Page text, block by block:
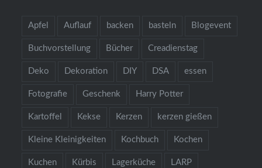
Apfel Auflauf backen basteln Blogevent
Buchvorstellung Bücher Creadienstag
Deko Dekoration DIY DSA essen
Fotografie Geschenk Harry Potter
Kartoffel Kekse Kerzen kerzen gießen
Kleine Kleinigkeiten Kochbuch Kochen
Kuchen Kürbis Lagerküche LARP